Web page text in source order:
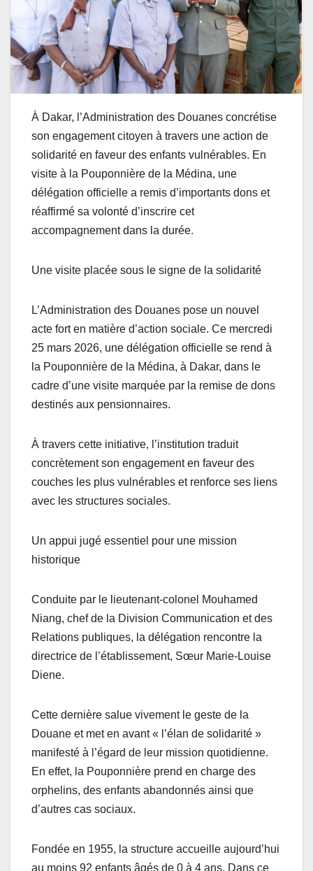
À Dakar, l’Administration des Douanes concrétise
son engagement citoyen à travers une action de
solidarité en faveur des enfants vulnérables. En
visite à la Pouponnière de la Médina, une
délégation officielle a remis d’importants dons et
réaffirmé sa volonté d’inscrire cet
accompagnement dans la durée.
Une visite placée sous le signe de la solidarité
L’Administration des Douanes pose un nouvel
acte fort en matière d’action sociale. Ce mercredi
25 mars 2026, une délégation officielle se rend à
la Pouponnière de la Médina, à Dakar, dans le
cadre d’une visite marquée par la remise de dons
destinés aux pensionnaires.
À travers cette initiative, l’institution traduit
concrètement son engagement en faveur des
couches les plus vulnérables et renforce ses liens
avec les structures sociales.
Un appui jugé essentiel pour une mission
historique
Conduite par le lieutenant-colonel Mouhamed
Niang, chef de la Division Communication et des
Relations publiques, la délégation rencontre la
directrice de l’établissement, Sœur Marie-Louise
Diene.
Cette dernière salue vivement le geste de la
Douane et met en avant « l’élan de solidarité »
manifesté à l’égard de leur mission quotidienne.
En effet, la Pouponnière prend en charge des
orphelins, des enfants abandonnés ainsi que
d’autres cas sociaux.
Fondée en 1955, la structure accueille aujourd’hui
au moins 92 enfants âgés de 0 à 4 ans. Dans ce